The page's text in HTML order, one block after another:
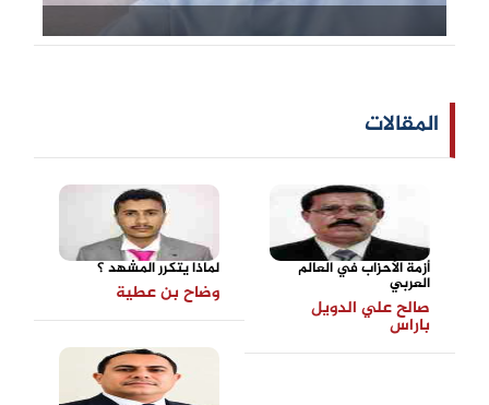
المقالات
أزمة الأحزاب في العالم
العربي
صالح علي الدويل
باراس
لماذا يتكرر المشهد ؟
وضاح بن عطية